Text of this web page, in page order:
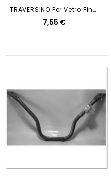
TRAVERSINO Per Vetro Finestra...
7,55 €